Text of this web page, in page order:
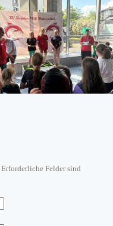
Erforderliche Felder sind